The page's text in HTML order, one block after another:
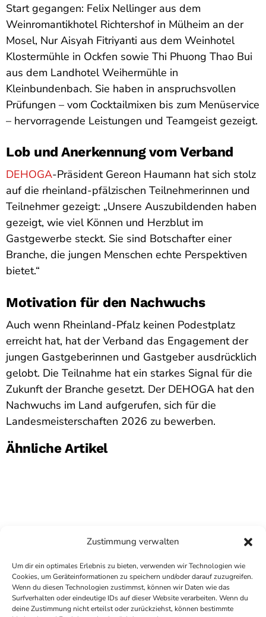
Zustimmung verwalten
Um dir ein optimales Erlebnis zu bieten, verwenden wir Technologien wie
Cookies, um Geräteinformationen zu speichern und/oder darauf zuzugreifen.
Wenn du diesen Technologien zustimmst, können wir Daten wie das
Surfverhalten oder eindeutige IDs auf dieser Website verarbeiten. Wenn du
deine Zustimmung nicht erteilst oder zurückziehst, können bestimmte
Start gegangen: Felix Nellinger aus dem
Weinromantikhotel Richtershof in Mülheim an der
Mosel, Nur Aisyah Fitriyanti aus dem Weinhotel
Klostermühle in Ockfen sowie Thi Phuong Thao Bui
aus dem Landhotel Weihermühle in
Kleinbundenbach. Sie haben in anspruchsvollen
Prüfungen – vom Cocktailmixen bis zum Menüservice
– hervorragende Leistungen und Teamgeist gezeigt.
Lob und Anerkennung vom Verband
DEHOGA-Präsident Gereon Haumann hat sich stolz
auf die rheinland-pfälzischen Teilnehmerinnen und
Teilnehmer gezeigt: „Unsere Auszubildenden haben
gezeigt, wie viel Können und Herzblut im
Gastgewerbe steckt. Sie sind Botschafter einer
Branche, die jungen Menschen echte Perspektiven
bietet.“
Motivation für den Nachwuchs
Auch wenn Rheinland-Pfalz keinen Podestplatz
erreicht hat, hat der Verband das Engagement der
jungen Gastgeberinnen und Gastgeber ausdrücklich
gelobt. Die Teilnahme hat ein starkes Signal für die
Zukunft der Branche gesetzt. Der DEHOGA hat den
Nachwuchs im Land aufgerufen, sich für die
Landesmeisterschaften 2026 zu bewerben.
Ähnliche Artikel